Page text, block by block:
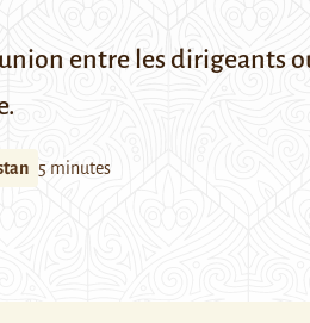
entre les dirigeants
5 minutes